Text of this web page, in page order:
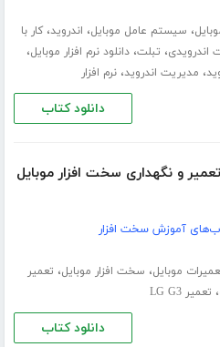
، سیستم عامل موبایل، اندروید،کار با
اندرویدی، تبلت،دانلود نرم افزار موبایل،
، مدیریت اندروید،نرم افزار
دانلود کتاب
و نگهداری سخت افزار موبایل
آموزش سخت افزار
موبایل، سخت افزار موبایل، تعمیر
، تعمیر LG G3
دانلود کتاب